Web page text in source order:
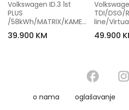
Volkswagen ID.3 1st
PLUS
/58kWh/MATRIX/KAMER
A/19 COLL
39.900 KM
TDI/DSG/
line/
norama
49.900
o nama oglašavanje